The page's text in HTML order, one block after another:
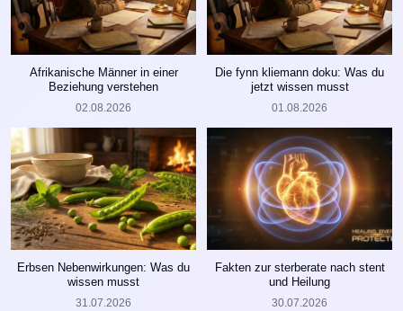
Afrikanische Männer in einer
Beziehung verstehen
02.08.2026
Die fynn kliemann doku: Was du
jetzt wissen musst
01.08.2026
Erbsen Nebenwirkungen: Was du
wissen musst
31.07.2026
Fakten zur sterberate nach stent
und Heilung
30.07.2026